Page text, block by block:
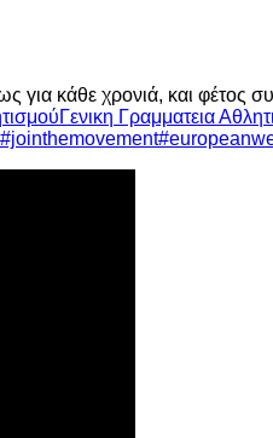
κάθε χρονιά, και φέτος
Γενικη Γραμματεια
#jointhemovement